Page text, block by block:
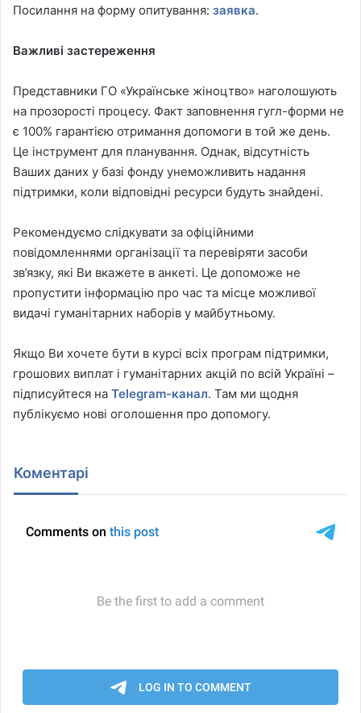
Посилання на форму опитування: заявка.
Важливі застереження
Представники ГО «Українське жіноцтво» наголошують
на прозорості процесу. Факт заповнення гугл-форми не
є 100% гарантією отримання допомоги в той же день.
Це інструмент для планування. Однак, відсутність
Ваших даних у базі фонду унеможливить надання
підтримки, коли відповідні ресурси будуть знайдені.
Рекомендуємо слідкувати за офіційними
повідомленнями організації та перевіряти засоби
зв’язку, які Ви вкажете в анкеті. Це допоможе не
пропустити інформацію про час та місце можливої
видачі гуманітарних наборів у майбутньому.
Якщо Ви хочете бути в курсі всіх програм підтримки,
грошових виплат і гуманітарних акцій по всій Україні –
підписуйтеся на Telegram-канал. Там ми щодня
публікуємо нові оголошення про допомогу.
Коментарі